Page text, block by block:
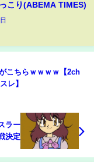
こり(ABEMA TIMES)
こちらｗｗｗｗ【2ch
レ】
ラー
決定